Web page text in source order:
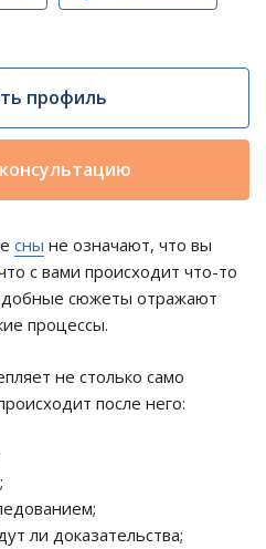
профиль
сны не означают, что вы
с вами происходит что-то
сюжеты отражают
процессы.
не столько само
после него:
ли доказательства;